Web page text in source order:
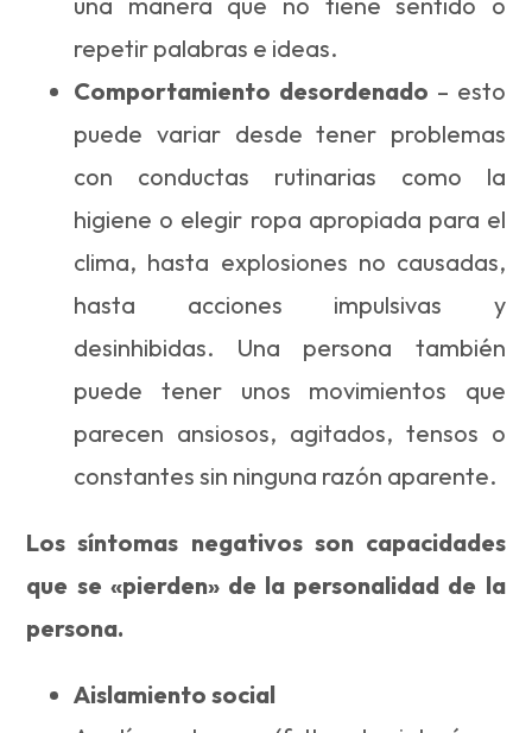
repetir palabras e ideas.
Comportamiento desordenado – esto
puede variar desde tener problemas
con conductas rutinarias como la
higiene o elegir ropa apropiada para el
clima, hasta explosiones no causadas,
hasta acciones impulsivas y
desinhibidas. Una persona también
puede tener unos movimientos que
parecen ansiosos, agitados, tensos o
constantes sin ninguna razón aparente.
Los síntomas negativos son capacidades
que se «pierden» de la personalidad de la
persona.
Aislamiento social